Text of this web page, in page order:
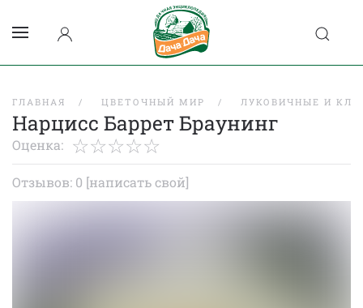
ГЛАВНАЯ ЦВЕТОЧНЫЙ МИР ЛУКОВИЧНЫЕ И
Нарцисс Баррет Браунинг
Оценка:
Отзывов: 0 [написать свой]